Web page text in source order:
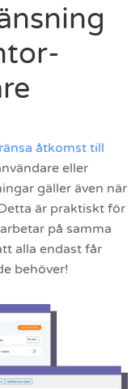
åtkomst till
eller
gäller även när
är praktiskt för
på samma
alla endast får
behöver!